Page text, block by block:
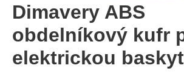
Dimavery ABS
obdelníkový kufr
elektrickou